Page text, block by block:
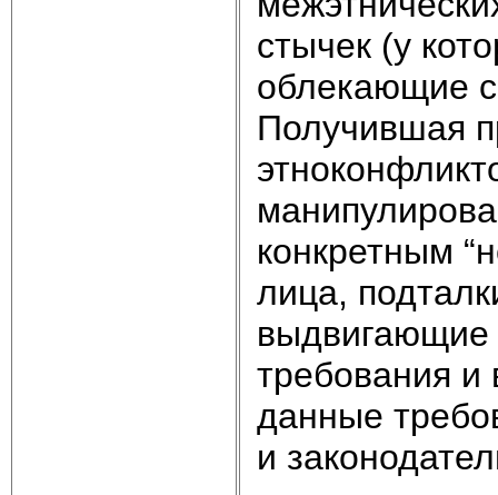
стычек (у
облекающие
Получившая
конкретным
лица,
выдвигающие
требования
данные
и